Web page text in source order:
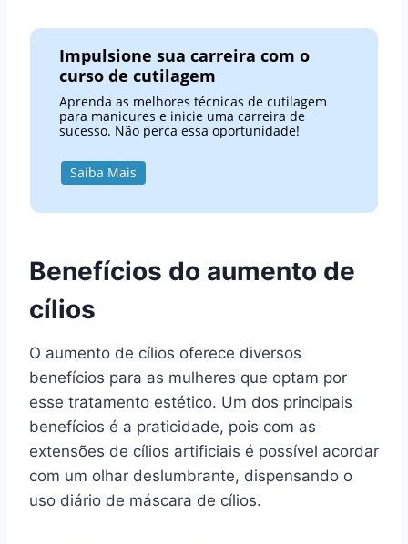
Impulsione sua carreira com o
curso de cutilagem
Aprenda as melhores técnicas de cutilagem
para manicures e inicie uma carreira de
sucesso. Não perca essa oportunidade!
Saiba Mais
Benefícios do aumento de
cílios
O aumento de cílios oferece diversos
benefícios para as mulheres que optam por
esse tratamento estético. Um dos principais
benefícios é a praticidade, pois com as
extensões de cílios artificiais é possível acordar
com um olhar deslumbrante, dispensando o
uso diário de máscara de cílios.